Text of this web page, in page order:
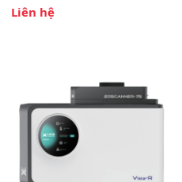
này cho phép bất kỳ ai cũng có
thức ăn chăn nuôi, nguyên liệu
thực phẩm, nông sản,..
Liên hệ